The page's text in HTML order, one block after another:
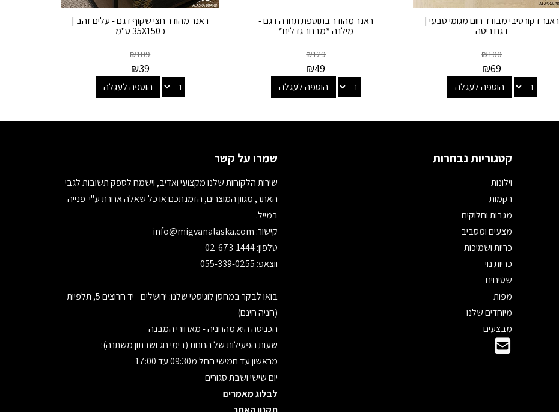
ראנר דקורטיבי מבודד חום מגומי טבעי |
דגם ריטה
₪100
₪69
הוספה לעגלה
ראנר מהודר בתוספת תחרה דגם -
מילנה *מבחר גדלים*
₪129
₪49
הוספה לעגלה
ראנר מהודר חצי שקוף דגם - עלים זהב |
כ35X150 ס"מ
₪189
₪39
הוספה לעגלה
קטגוריות נבחרות
וילונות
רקמות
מגבות וחלוקים
מצעים ומסביב
כריות ושמיכות
כריות נוי
שטיחים
מפות
מיוחדים שלנו
מבצעים
שמרו על קשר
שירות הלקוחות שלנו מקצועי ואדיב, וישמח לספק תשובות לגבי
האתר, מגוון המוצרים, הזמנתכם או כל שאלה אחרת ע"י פנייה
במייל.
קישור:
טלפון: 02-673-1444
ווצאפ: 055-339-0255
בואו לבקר במחסן לוגיסטי שלנו: ירושלים - יד חרוצים 5, תלפיות
(חניה חינם)
הכניסה היא מהחניה - מאחורי המבנה
שעות הפעילות של החנות (בימי חג ושבתון משתנה):
מראשון עד חמישי החל מ09:30 עד 17:00
יום שישי ושבת סגורים
לבלוג מאמרים